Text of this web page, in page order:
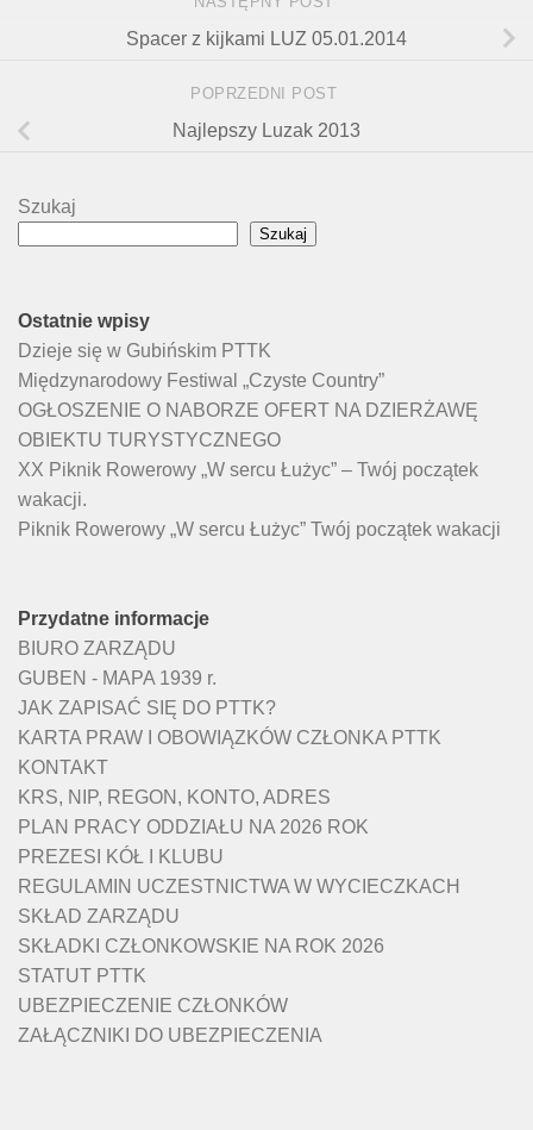
Spacer z kijkami LUZ 05.01.2014
POPRZEDNI POST
Najlepszy Luzak 2013
Szukaj
Szukaj
Ostatnie wpisy
Dzieje się w Gubińskim PTTK
Międzynarodowy Festiwal „Czyste Country”
OGŁOSZENIE O NABORZE OFERT NA DZIERŻAWĘ
OBIEKTU TURYSTYCZNEGO
XX Piknik Rowerowy „W sercu Łużyc” – Twój początek
wakacji.
Piknik Rowerowy „W sercu Łużyc” Twój początek wakacji
Przydatne informacje
BIURO ZARZĄDU
GUBEN - MAPA 1939 r.
JAK ZAPISAĆ SIĘ DO PTTK?
KARTA PRAW I OBOWIĄZKÓW CZŁONKA PTTK
KONTAKT
KRS, NIP, REGON, KONTO, ADRES
PLAN PRACY ODDZIAŁU NA 2026 ROK
PREZESI KÓŁ I KLUBU
REGULAMIN UCZESTNICTWA W WYCIECZKACH
SKŁAD ZARZĄDU
SKŁADKI CZŁONKOWSKIE NA ROK 2026
STATUT PTTK
UBEZPIECZENIE CZŁONKÓW
ZAŁĄCZNIKI DO UBEZPIECZENIA